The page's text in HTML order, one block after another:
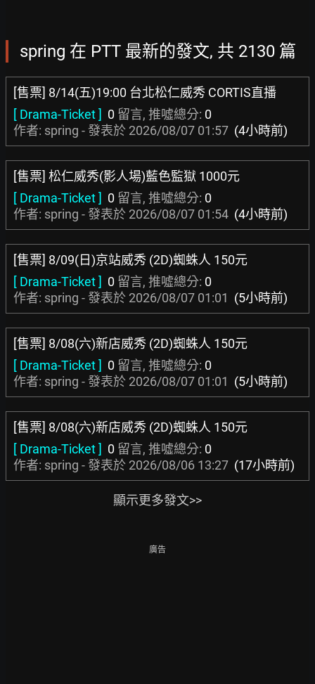
spring 在 PTT 最新的發文, 共 2130 篇
[售票] 8/14(五)19:00 台北松仁威秀 CORTIS直播
[ Drama-Ticket ] 0 留言, 推噓總分: 0
作者: spring - 發表於 2026/08/07 01:57 (4小時前)
[售票] 松仁威秀(影人場)藍色監獄 1000元
[ Drama-Ticket ] 0 留言, 推噓總分: 0
作者: spring - 發表於 2026/08/07 01:54 (4小時前)
[售票] 8/09(日)京站威秀 (2D)蜘蛛人 150元
[ Drama-Ticket ] 0 留言, 推噓總分: 0
作者: spring - 發表於 2026/08/07 01:01 (5小時前)
[售票] 8/08(六)新店威秀 (2D)蜘蛛人 150元
[ Drama-Ticket ] 0 留言, 推噓總分: 0
作者: spring - 發表於 2026/08/07 01:01 (5小時前)
[售票] 8/08(六)新店威秀 (2D)蜘蛛人 150元
[ Drama-Ticket ] 0 留言, 推噓總分: 0
作者: spring - 發表於 2026/08/06 13:27 (17小時前)
顯示更多發文>>
廣告